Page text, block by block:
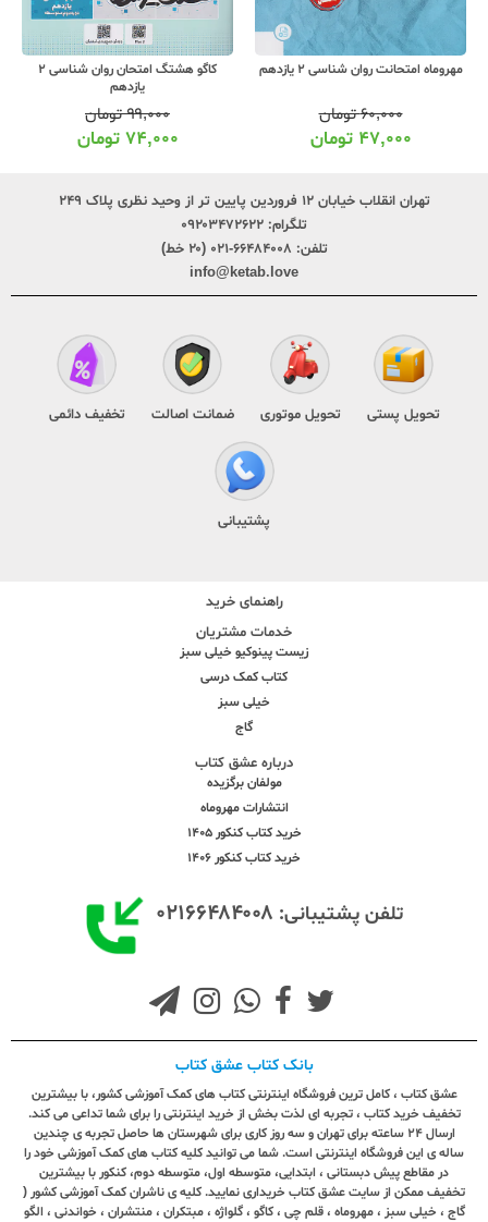
مهروماه امتحانت روان شناسی 2 یازدهم
۶۰,۰۰۰تومان
۴۷,۰۰۰ تومان
کاگو هشتگ امتحان روان شناسی 2
یازدهم
۹۹,۰۰۰تومان
۷۴,۰۰۰ تومان
تهران انقلاب خیابان ۱۲ فروردین پایین تر از وحید نظری پلاک ۲۴۹
تلگرام: ۰۹۲۰۳۴۷۲۶۲۲
تلفن: ۶۶۴۸۴۰۰۸-۰۲۱ (۲۰ خط)
info@ketab.love
تحویل پستی تحویل موتوری ضمانت اصالت تخفیف دائمی
پشتیبانی
راهنمای خرید
خدمات مشتریان
زیست پینوکیو خیلی سبز
کتاب کمک درسی
خیلی سبز
گاج
درباره عشق کتاب
مولفان برگزیده
انتشارات مهروماه
خرید کتاب کنکور 1405
خرید کتاب کنکور 1406
تلفن پشتیبانی: ۰۲۱۶۶۴۸۴۰۰۸
بانک کتاب عشق کتاب
عشق کتاب ، کامل ترین فروشگاه اینترنتی کتاب های کمک آموزشی کشور، با بیشترین
تخفیف خرید کتاب ، تجربه ای لذت بخش از خرید اینترنتی را برای شما تداعی می کند.
ارسال ٢٤ ساعته برای تهران و سه روز کاری برای شهرستان ها حاصل تجربه ی چندین
ساله ی این فروشگاه اینترنتی است. شما می توانید کلیه کتاب های کمک آموزشی خود را
در مقاطع پیش دبستانی ، ابتدایی، متوسطه اول، متوسطه دوم، کنکور با بیشترین
تخفیف ممکن از سایت عشق کتاب خریداری نمایید. کلیه ی ناشران کمک آموزشی کشور (
گاج ، خیلی سبز ، مهروماه ، قلم چی ، کاگو ، گلواژه ، مبتکران ، منتشران ، خواندنی ، الگو